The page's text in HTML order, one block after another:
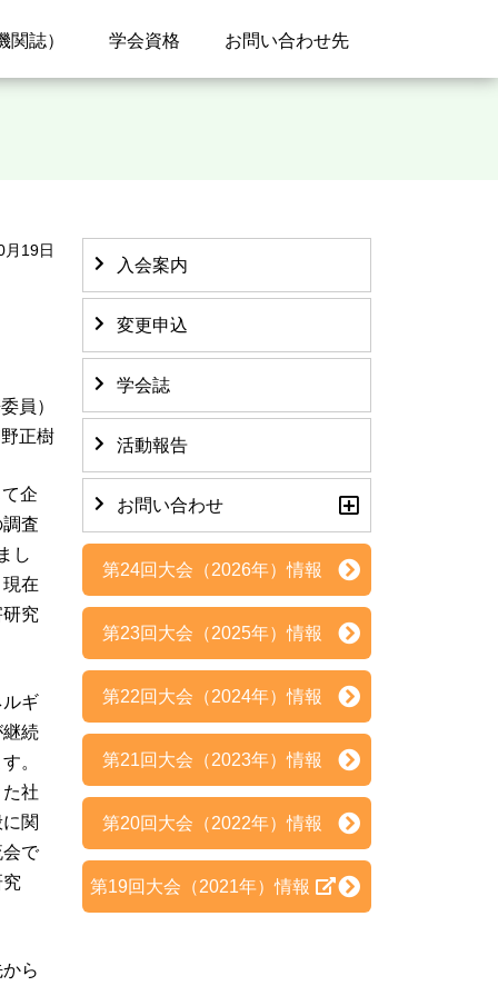
関誌） 学会資格 お問い合わせ先
19日
員）
正樹
企
査
し
在
究
ギ
続
。
社
関
で
ら
入会案内
変更申込
学会誌
活動報告
お問い合わせ
第24回大会（2026年）情報
第23回大会（2025年）情報
第22回大会（2024年）情報
第21回大会（2023年）情報
第20回大会（2022年）情報
第19回大会（2021年）情報